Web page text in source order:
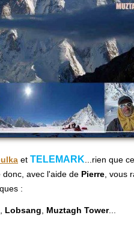
et TELEMARK ...rien que
donc, avec l'aide de Pierre , vous
:
Lobsang Muztagh Tower...